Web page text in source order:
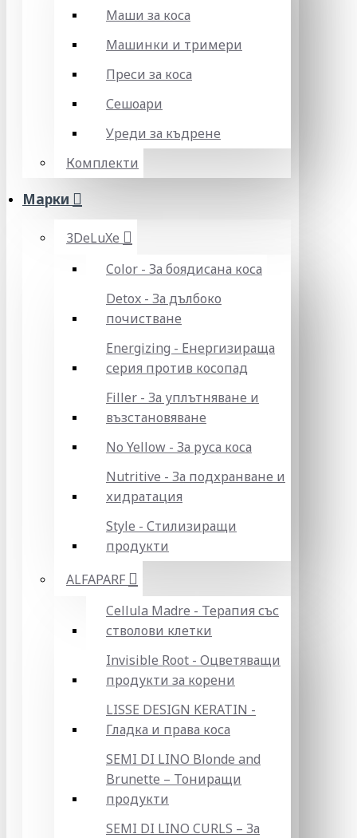
Маши за коса
Машинки и тримери
Преси за коса
Сешоари
Уреди за къдрене
Комплекти
Марки
3DeLuXe
Color - За боядисана коса
Detox - За дълбоко
почистване
Energizing - Енергизираща
серия против косопад
Filler - За уплътняване и
възстановяване
No Yellow - За руса коса
Nutritive - За подхранване и
хидратация
Style - Стилизиращи
продукти
ALFAPARF
Cellula Madre - Терапия със
стволови клетки
Invisible Root - Оцветяващи
продукти за корени
LISSE DESIGN KERATIN -
Гладка и права коса
SEMI DI LINO Blonde and
Brunette – Тониращи
продукти
SEMI DI LINO CURLS – За